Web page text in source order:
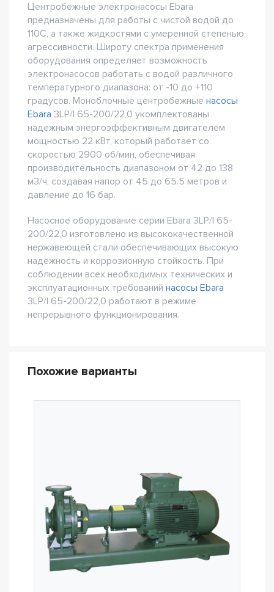
Центробежные электронасосы Ebara
предназначены для работы с чистой водой до
110С, а также жидкостями с умеренной степенью
агрессивности. Широту спектра применения
оборудования определяет возможность
электронасосов работать с водой различного
температурного диапазона: от -10 до +110
градусов. Моноблочные центробежные насосы
Ebara 3LP/I 65-200/22,0 укомплектованы
надежным энергоэффективным двигателем
мощностью 22 кВт, который работает со
скоростью 2900 об/мин, обеспечивая
производительность диапазоном от 42 до 138
м3/ч, создавая напор от 45 до 65.5 метров и
давление до 16 бар.
Насосное оборудование серии Ebara 3LP/I 65-
200/22,0 изготовлено из высококачественной
нержавеющей стали обеспечивающих высокую
надежность и коррозионную стойкость. При
соблюдении всех необходимых технических и
эксплуатационных требований насосы Ebara
3LP/I 65-200/22,0 работают в режиме
непрерывного функционирования.
Похожие варианты